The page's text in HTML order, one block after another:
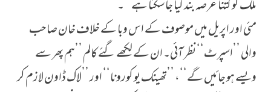
ملک کو کتنا عرصہ بند کیا جا سکتا ہے‘‘۔
مئی اور اپریل میں موصوف کے اس وبا کے خلاف خان صاحب
والی ’’اسپرٹ‘‘ نظر آئی۔ ان کے لکھے گئے کالم ’’ہم پھر سے
ویسے ہو جائیں گے‘‘، ’’تھینک یو کورونا‘‘ اور ’’لاک ڈاون لازم کر